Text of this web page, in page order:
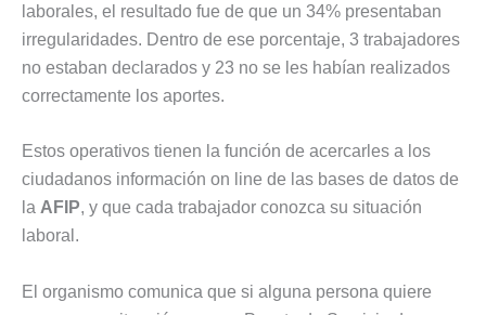
laborales, el resultado fue de que un 34% presentaban
irregularidades. Dentro de ese porcentaje, 3 trabajadores
no estaban declarados y 23 no se les habían realizados
correctamente los aportes.
Estos operativos tienen la función de acercarles a los
ciudadanos información on line de las bases de datos de
la AFIP, y que cada trabajador conozca su situación
laboral.
El organismo comunica que si alguna persona quiere